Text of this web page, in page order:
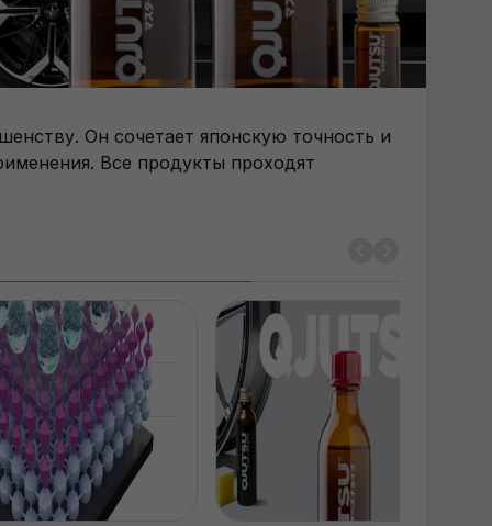
Он сочетает японскую точность и
Все продукты проходят